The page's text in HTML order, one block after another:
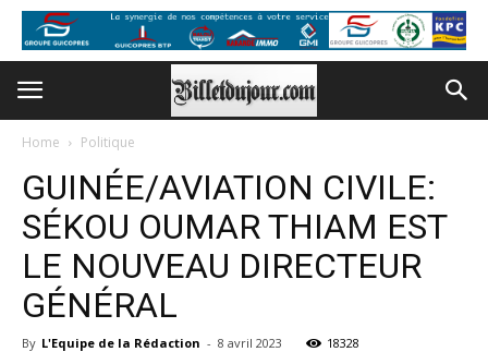
Home Politique
GUINÉE/AVIATION CIVILE:
SÉKOU OUMAR THIAM EST
LE NOUVEAU DIRECTEUR
GÉNÉRAL
By L'Equipe de la Rédaction - 8 avril 2023 18328